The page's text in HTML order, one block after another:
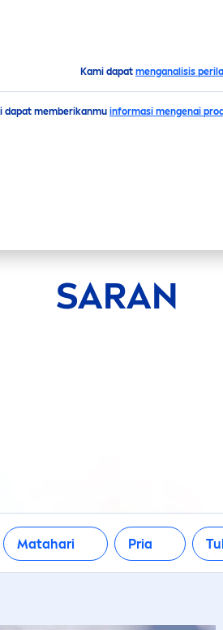
Kami dapat menganalisis
dapat memberikanmu informasi mengenai
SARAN
Matahari Pria